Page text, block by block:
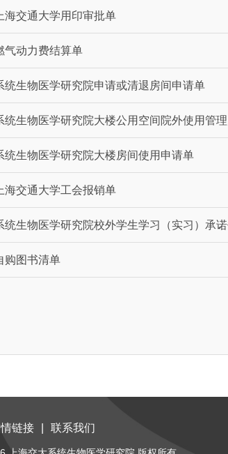
海交通大学用印审批单
气动力费结算单
统生物医学研究院申请或清退房间申请单
统生物医学研究院大楼公用空间院外使用管
统生物医学研究院大楼房间使用申请单
海交通大学工会报销单
统生物医学研究院校外学生学习（实习）承
购图书清单
链接 联系我们